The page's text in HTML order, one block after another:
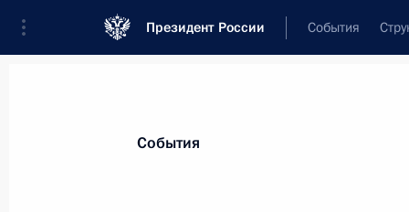
Президент России События
События